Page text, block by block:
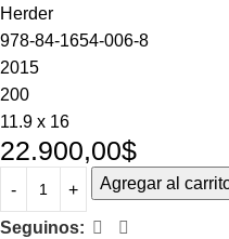
Herder
978-84-1654-006-8
2015
200
11.9 x 16
22.900,00$
Agregar al
Seguinos: